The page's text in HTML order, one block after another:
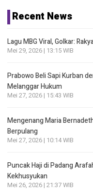
Recent News
Lagu MBG Viral, Golkar:
Mei 29, 2026 | 13:15 WIB
Prabowo Beli Sapi Kurban
Melanggar Hukum
Mei 27, 2026 | 15:43 WIB
Mengenang Maria
Berpulang
Mei 27, 2026 | 10:14 WIB
Puncak Haji di Padang
Kekhusyukan
Mei 26, 2026 | 21:37 WIB